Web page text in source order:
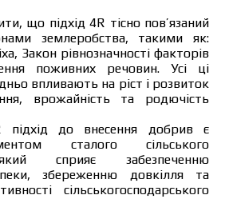
що підхід 4R тісно пов’язаний
землеробства, такими як:
Закон рівнозначності факторів
поживних речовин. Усі ці
впливають на ріст і розвиток
врожайність та родючість
до внесення добрив є
сталого сільського
сприяє забезпеченню
збереженню довкілля та
сільськогосподарського